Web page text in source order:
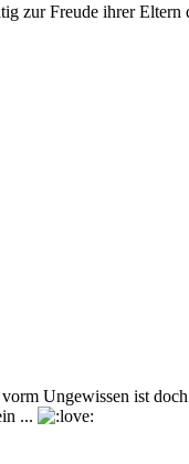
zur Freude ihrer Eltern
Ungewissen ist
...